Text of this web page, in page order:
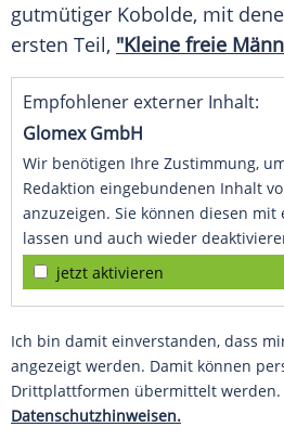
gutmütiger Kobolde, mit
ersten Teil, "Kleine freie
Empfohlener externer Inhalt:
Glomex GmbH
Wir benötigen Ihre Zustimmung,
Redaktion eingebundenen Inhalt
anzuzeigen. Sie können diesen mit
lassen und auch wieder
jetzt aktivieren
Ich bin damit einverstanden, dass
angezeigt werden. Damit können
Drittplattformen übermittelt werden.
Datenschutzhinweisen.